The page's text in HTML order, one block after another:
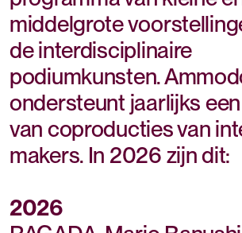
middelgrote
de interdisciplinaire
podiumkunsten.
ondersteunt jaarlijks
van coproducties van
makers. In 2026 zijn dit:
2026